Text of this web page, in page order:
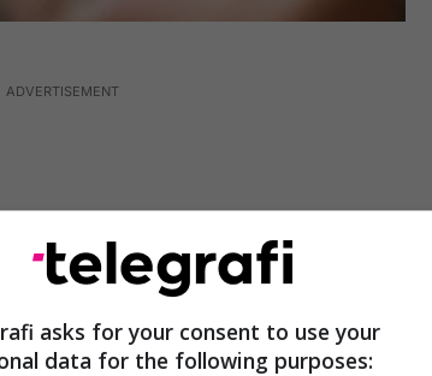
asks for your consent to use your
data for the following purposes: